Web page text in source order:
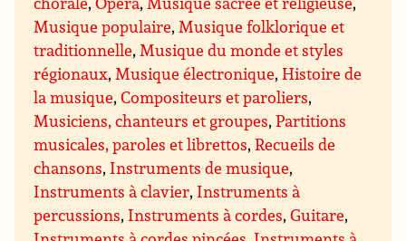
Musique populaire,Musique folklorique et
traditionnelle,Musique du monde et styles
régionaux,Musique électronique,Histoire de
la musique,Compositeurs et paroliers,
Musiciens, chanteurs et groupes,Partitions
musicales, paroles et librettos,Recueils de
chansons, Instruments de musique,
Instruments à clavier, Instruments à
percussions, Instruments à cordes,Guitare,